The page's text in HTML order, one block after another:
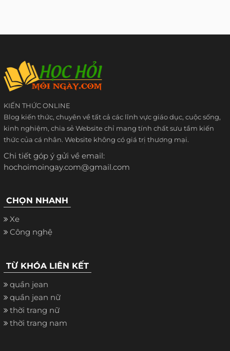
KIẾN THỨC ONLINE
Blog kiến thức, chuyên về tất cả các lĩnh vực giáo dục, cuộc sống,
kinh nghiệm, chia sẻ Website chỉ mang tính chất sưu tầm kiến
thức của cá nhân. Website không có giá trị thương mại.
Chi tiết góp ý gửi về email:
hochoimoingay.com@gmail.com
CHỌN NHANH
Xe
Công nghệ
TỪ KHÓA LIÊN KẾT
quần jean
quần jean nữ
thời trang nữ
thời trang nam